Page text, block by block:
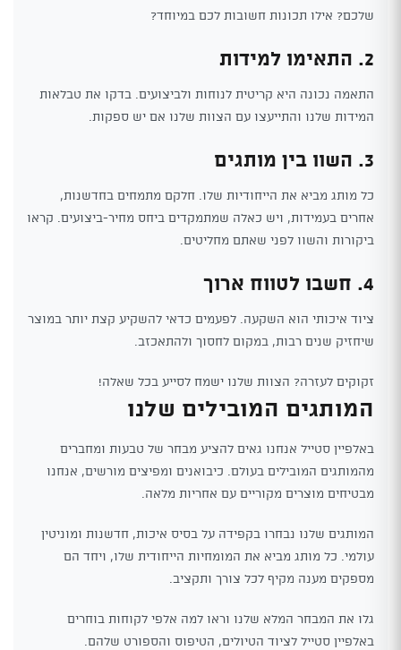
שלכם? אילו תכונות חשובות לכם במיוחד?
2. התאימו למידות
התאמה נכונה היא קריטית לנוחות ולביצועים. בדקו את טבלאות
המידות שלנו והתייעצו עם הצוות שלנו אם יש ספקות.
3. השוו בין מותגים
כל מותג מביא את הייחודיות שלו. חלקם מתמחים בחדשנות,
אחרים בעמידות, ויש כאלה שמתמקדים ביחס מחיר-ביצועים. קראו
ביקורות והשוו לפני שאתם מחליטים.
4. חשבו לטווח ארוך
ציוד איכותי הוא השקעה. לפעמים כדאי להשקיע קצת יותר במוצר
שיחזיק שנים רבות, במקום לחסוך ולהתאכזב.
זקוקים לעזרה? הצוות שלנו ישמח לסייע בכל שאלה!
המותגים המובילים שלנו
באלפיין סטייל אנחנו גאים להציע מבחר של טבעות ומחברים
מהמותגים המובילים בעולם. כיבואנים ומפיצים מורשים, אנחנו
מבטיחים מוצרים מקוריים עם אחריות מלאה.
המותגים שלנו נבחרו בקפידה על בסיס איכות, חדשנות ומוניטין
עולמי. כל מותג מביא את המומחיות הייחודית שלו, ויחד הם
מספקים מענה מקיף לכל צורך ותקציב.
גלו את המבחר המלא שלנו וראו למה אלפי לקוחות בוחרים
באלפיין סטייל לציוד הטיולים, הטיפוס והספורט שלהם.